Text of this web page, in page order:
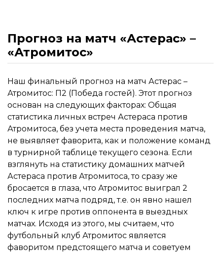
Прогноз на матч «Астерас» –
«Атромитос»
Наш финальный прогноз на матч Астерас –
Атромитос: П2 (Победа гостей). Этот прогноз
основан на следующих факторах: Общая
статистика личных встреч Астераса против
Атромитоса, без учета места проведения матча,
не выявляет фаворита, как и положение команд
в турнирной таблице текущего сезона. Если
взглянуть на статистику домашних матчей
Астераса против Атромитоса, то сразу же
бросается в глаза, что Атромитос выиграл 2
последних матча подряд, т.е. он явно нашел
ключ к игре против оппонента в выездных
матчах. Исходя из этого, мы считаем, что
футбольный клуб Атромитос является
фаворитом предстоящего матча и советуем